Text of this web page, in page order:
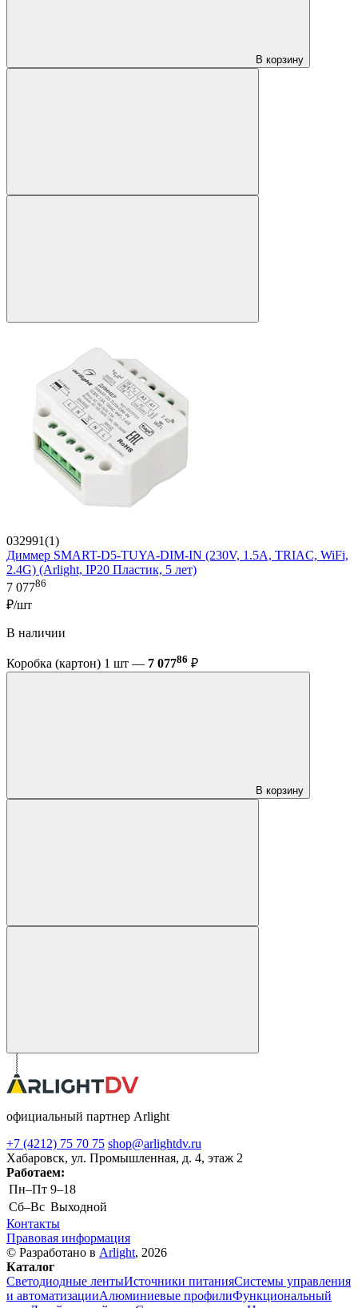
В корзину
032991(1)
Диммер SMART-D5-TUYA-DIM-IN (230V, 1.5A, TRIAC, WiFi,
2.4G) (Arlight, IP20 Пластик, 5 лет)
7 07786
₽/шт
В наличии
Коробка (картон) 1 шт — 7 07786 ₽
В корзину
официальный партнер Arlight
+7 (4212) 75 70 75 shop@arlightdv.ru
Хабаровск, ул. Промышленная, д. 4, этаж 2
Работаем:
Пн–Пт 9–18
Cб–Вс Выходной
Контакты
Правовая информация
© Разработано в Arlight, 2026
Каталог
Светодиодные лентыИсточники питанияСистемы управления
и автоматизацииАлюминиевые профилиФункциональный